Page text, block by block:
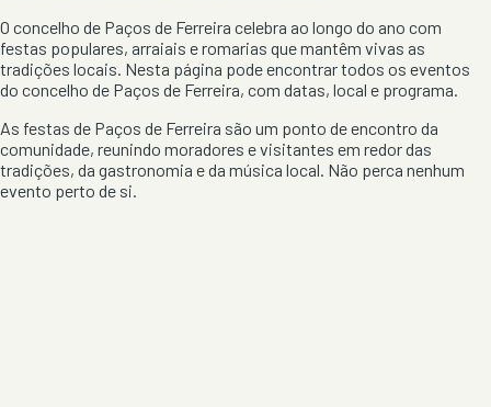
O concelho de Paços de Ferreira celebra ao longo do ano com
festas populares, arraiais e romarias que mantêm vivas as
tradições locais. Nesta página pode encontrar todos os eventos
do concelho de Paços de Ferreira, com datas, local e programa.
As festas de Paços de Ferreira são um ponto de encontro da
comunidade, reunindo moradores e visitantes em redor das
tradições, da gastronomia e da música local. Não perca nenhum
evento perto de si.